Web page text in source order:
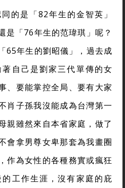
的是「82年生的金智英」
是「76年生的范瑋琪」呢？
65年生的劉昭儀」，過去成
自己是劉家三代單傳的女
、要能掌控全局、要有大家
肖子孫我沒能成為台灣第一
親雖然來自本省家庭，做了
會拿男尊女卑那套為我畫圈
作為女性的各種務實或瘋狂
工作生涯，沒有家庭的庇